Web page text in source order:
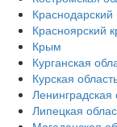
Краснодарский
Красноярский
Крым
Курганская
Курская
Ленинградская
Липецкая